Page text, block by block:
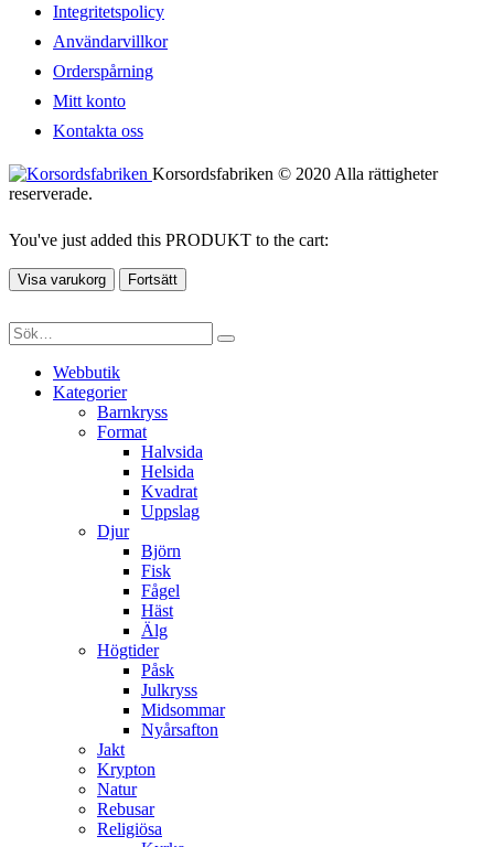
Integritetspolicy
Användarvillkor
Orderspårning
Mitt konto
Kontakta oss
Korsordsfabriken © 2020 Alla rättigheter
reserverade.
You've just added this PRODUKT to the cart:
Visa varukorg Fortsätt
Webbutik
Kategorier
Barnkryss
Format
Halvsida
Helsida
Kvadrat
Uppslag
Djur
Björn
Fisk
Fågel
Häst
Älg
Högtider
Påsk
Julkryss
Midsommar
Nyårsafton
Jakt
Krypton
Natur
Rebusar
Religiösa